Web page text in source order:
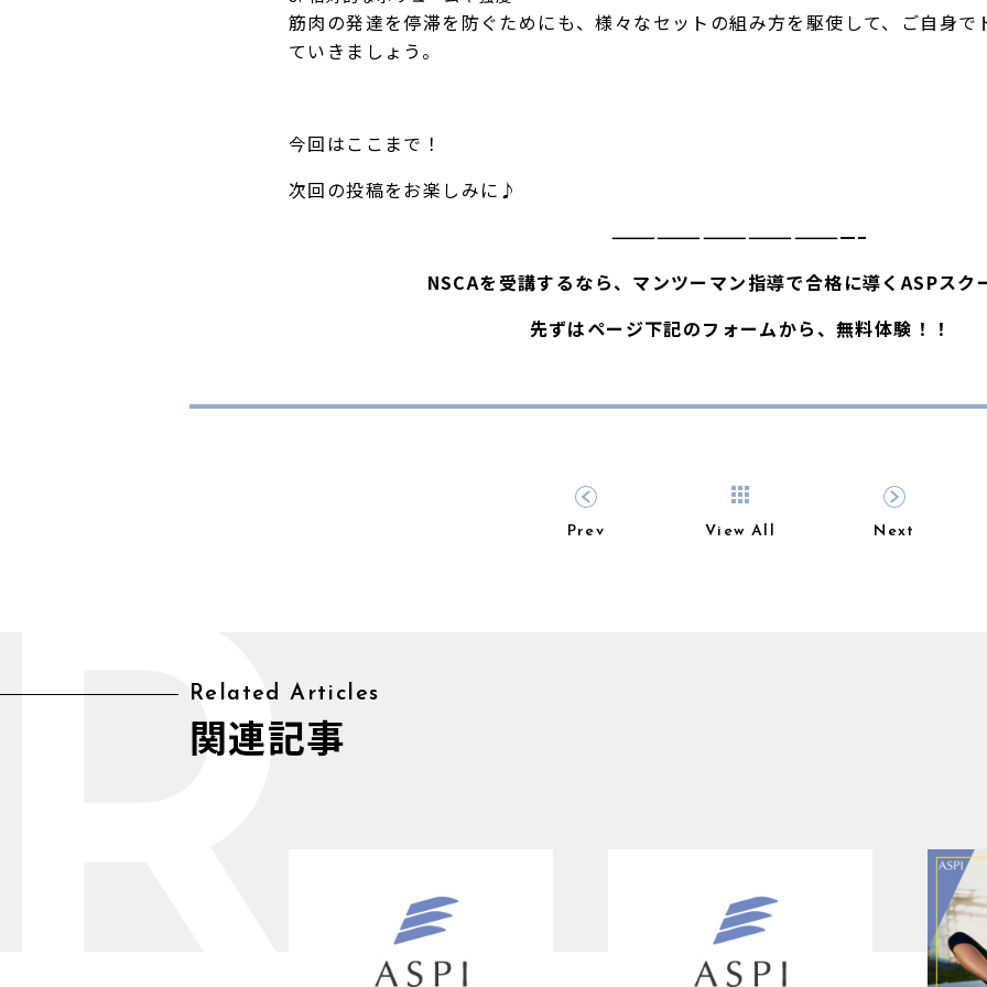
筋肉の発達を停滞を防ぐためにも、様々なセットの組み方を駆使して、ご自身で
ていきましょう。
今回はここまで！
次回の投稿をお楽しみに♪
————————————————–
NSCAを受講するなら、マンツーマン指導で合格に導くASPスク
先ずはページ下記のフォームから、無料体験！！
Prev View All Next
Related Articles
関連記事